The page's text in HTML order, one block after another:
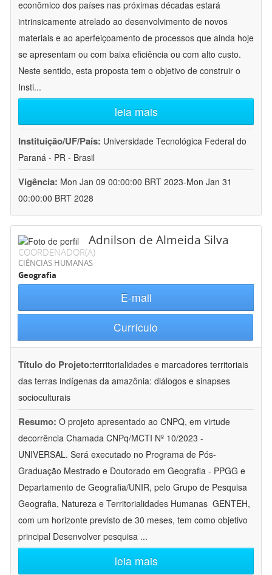
econômico dos países nas próximas décadas estará
intrinsicamente atrelado ao desenvolvimento de novos
materiais e ao aperfeiçoamento de processos que ainda hoje
se apresentam ou com baixa eficiência ou com alto custo.
Neste sentido, esta proposta tem o objetivo de construir o
Insti...
leia mais
Instituição/UF/País: Universidade Tecnológica Federal do
Paraná - PR - Brasil
Vigência: Mon Jan 09 00:00:00 BRT 2023-Mon Jan 31
00:00:00 BRT 2028
Adnilson de Almeida Silva
COORDENADOR(A)
CIÊNCIAS HUMANAS
Geografia
E-mail
Currículo
Título do Projeto:territorialidades e marcadores territoriais
das terras indígenas da amazônia: diálogos e sinapses
socioculturais
Resumo: O projeto apresentado ao CNPQ, em virtude
decorrência Chamada CNPq/MCTI Nº 10/2023 -
UNIVERSAL. Será executado no Programa de Pós-
Graduação Mestrado e Doutorado em Geografia - PPGG e
Departamento de Geografia/UNIR, pelo Grupo de Pesquisa
Geografia, Natureza e Territorialidades Humanas  GENTEH,
com um horizonte previsto de 30 meses, tem como objetivo
principal Desenvolver pesquisa ...
leia mais